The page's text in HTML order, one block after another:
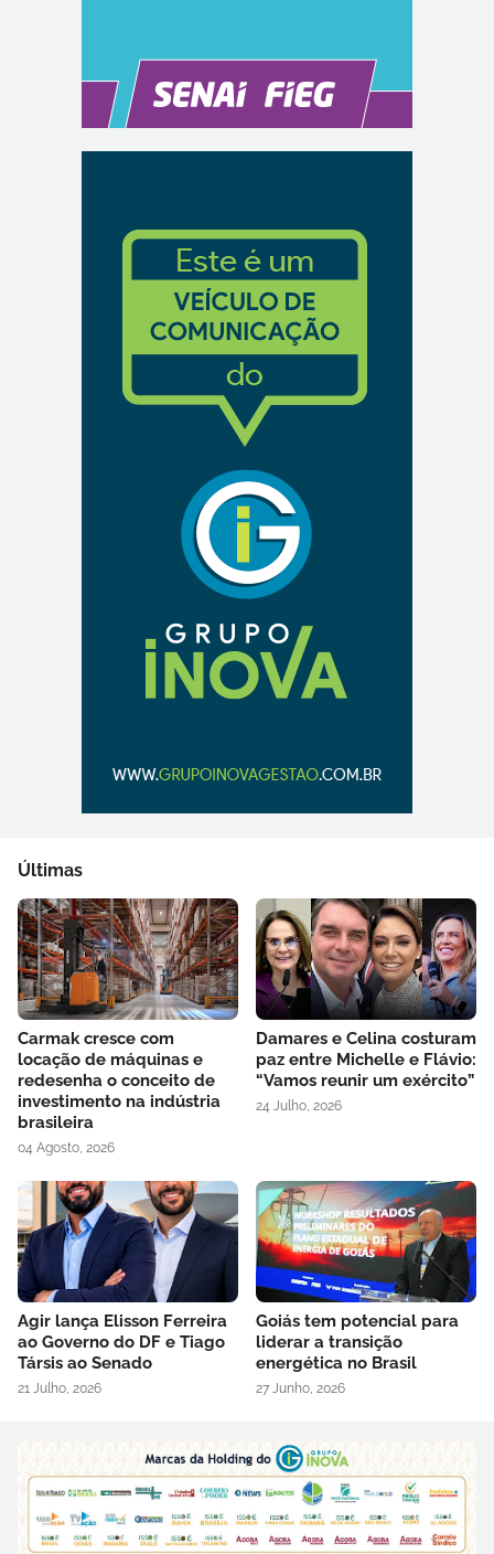
Últimas
Carmak cresce com
locação de máquinas e
redesenha o conceito de
investimento na indústria
brasileira
04 Agosto, 2026
Damares e Celina costuram
paz entre Michelle e Flávio:
“Vamos reunir um exército”
24 Julho, 2026
Agir lança Elisson Ferreira
ao Governo do DF e Tiago
Társis ao Senado
21 Julho, 2026
Goiás tem potencial para
liderar a transição
energética no Brasil
27 Junho, 2026